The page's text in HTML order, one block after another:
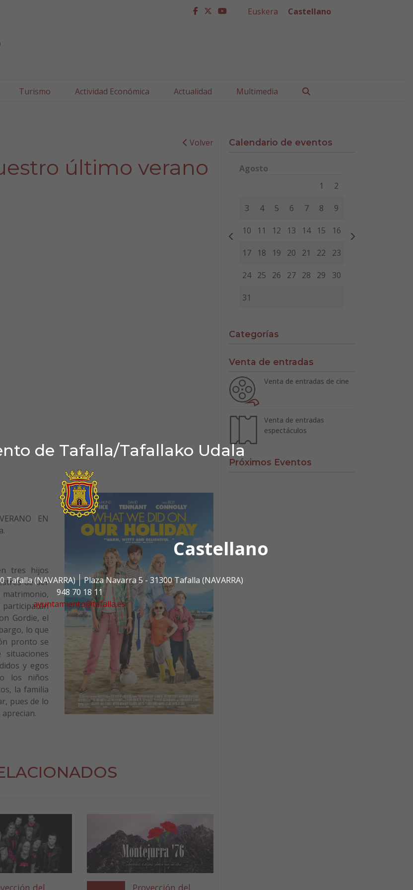
de Tafalla/Tafallako Udala
Castellano
Tafalla (NAVARRA)
Plaza Navarra 5 - 31300 Tafalla (NAVARRA)
948 70 18 11
ayuntamiento@tafalla.es
facebook
twitter
youtube
Euskera Castellano
Turismo Actividad Económica Actualidad Multimedia
Volver
último verano
EN
tres hijos
de ser
participarán
Gordie, el
lo que
pronto se
y egos
los niños
la familia
pues de lo
del Proyección del
Calendario de eventos
Agosto
Miércoles Jueves
1 2
3 4 5 6 7 8 9
10 11 12 13 14 15 16
17 18 19 20 21 22 23
24 25 26 27 28 29 30
31
Categorías
Venta de entradas
Venta de entradas de cine
Venta de entradas
espectáculos
Próximos Eventos